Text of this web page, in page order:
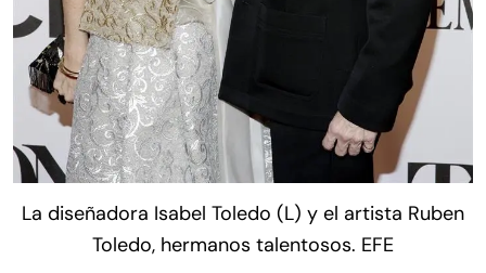
La diseñadora Isabel Toledo (L) y el artista Ruben
Toledo, hermanos talentosos. EFE